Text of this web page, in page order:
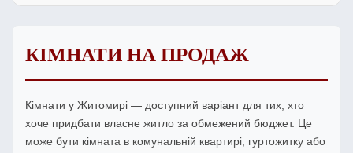
КІМНАТИ НА ПРОДАЖ
Кімнати у Житомирі — доступний варіант для тих, хто
хоче придбати власне житло за обмежений бюджет. Це
може бути кімната в комунальній квартирі, гуртожитку або